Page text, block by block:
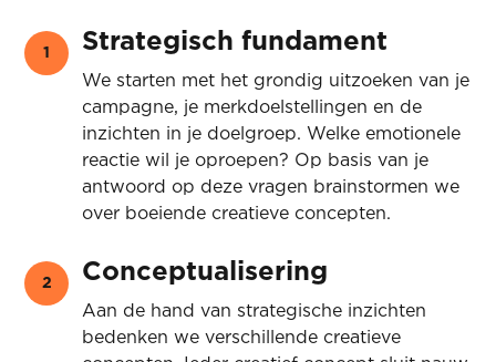
1 Strategisch fundament
We starten met het grondig uitzoeken van je
campagne, je merkdoelstellingen en de
inzichten in je doelgroep. Welke emotionele
reactie wil je oproepen? Op basis van je
antwoord op deze vragen brainstormen we
over boeiende creatieve concepten.
2 Conceptualisering
Aan de hand van strategische inzichten
bedenken we verschillende creatieve